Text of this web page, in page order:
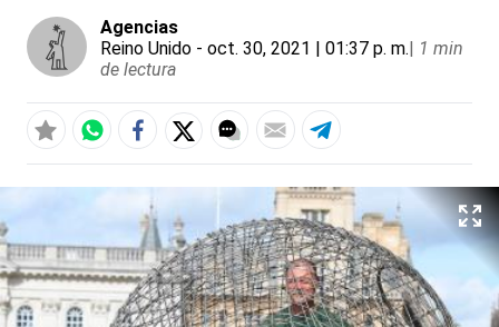
Agencias
Reino Unido - oct. 30, 2021 | 01:37 p. m.| 1 min
de lectura